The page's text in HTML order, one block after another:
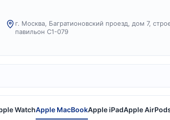
г. Москва, Багратионовский проезд, дом 7,
павильон С1-079
WatchApple MacBookApple iPadApple